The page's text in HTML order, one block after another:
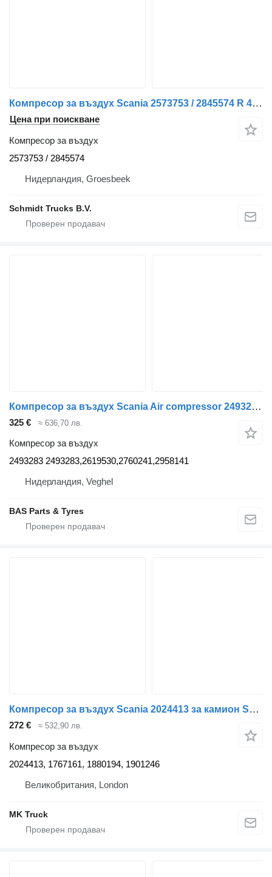
Компресор за въздух Scania 2573753 / 2845574 R 450 COMPRESSOR EURO 6 за камион
Цена при поискване
Компресор за въздух
2573753 / 2845574
Нидерландия, Groesbeek
Schmidt Trucks B.V.
Компресор за въздух Scania Air compressor 2493283 за камион Scania
325 € ≈ 636,70 лв.
Компресор за въздух
2493283 2493283,2619530,2760241,2958141
Нидерландия, Veghel
BAS Parts & Tyres
Компресор за въздух Scania 2024413 за камион Scania
272 € ≈ 532,90 лв.
Компресор за въздух
2024413, 1767161, 1880194, 1901246
Великобритания, London
MK Truck